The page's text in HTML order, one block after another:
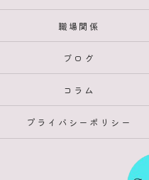
職場関係
ブログ
コラム
プライバシーポリシー